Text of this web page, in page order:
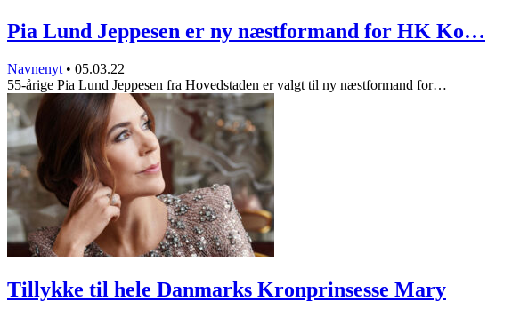
Pia Lund Jeppesen er ny næstformand for HK Ko…
Navnenyt • 05.03.22
55-årige Pia Lund Jeppesen fra Hovedstaden er valgt til ny næstformand for…
Tillykke til hele Danmarks Kronprinsesse Mary